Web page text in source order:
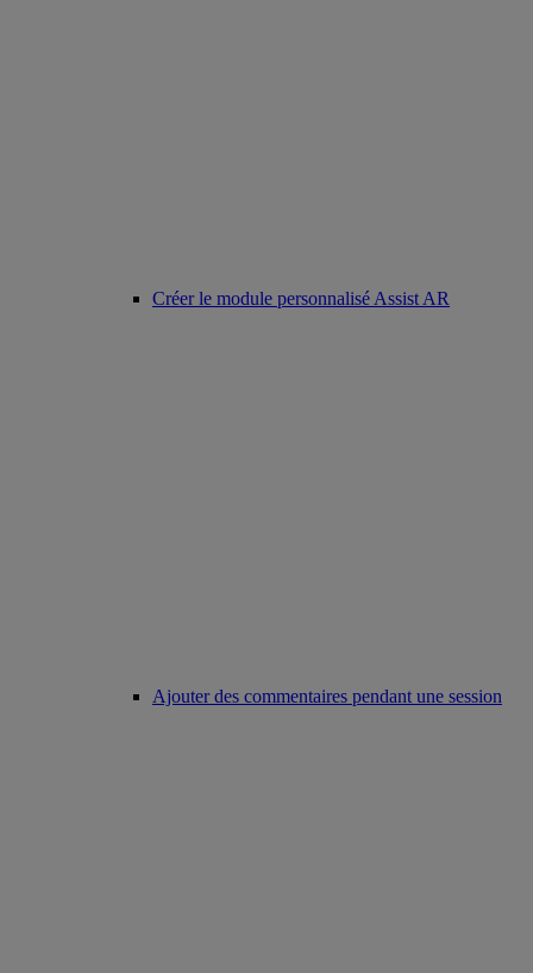
Créer le module personnalisé Assist AR
Ajouter des commentaires pendant une session